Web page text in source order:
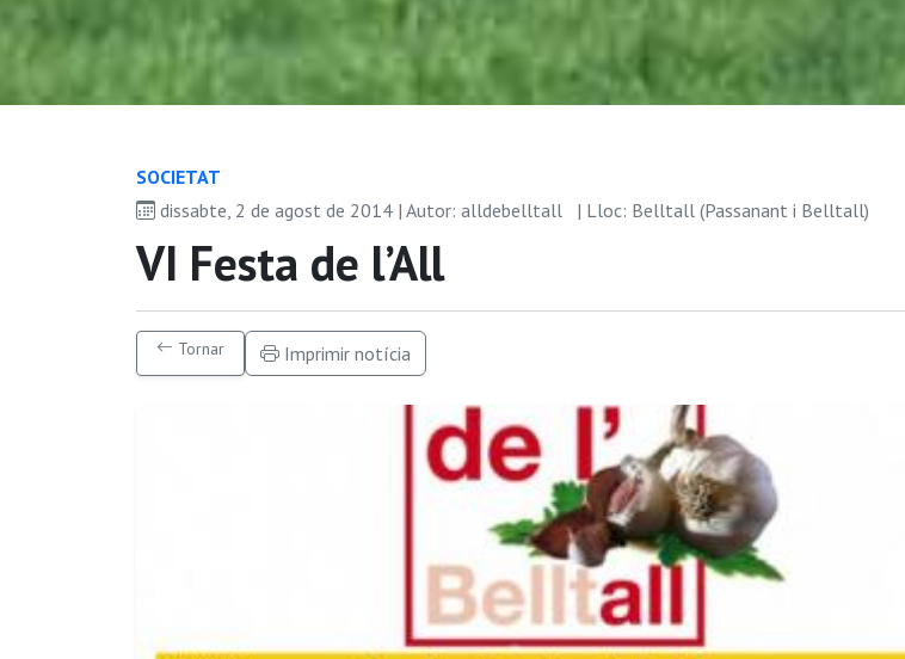
SOCIETAT
dissabte, 2 de agost de 2014 | Autor: alldebelltall
| Lloc: Belltall (Passanant i Belltall)
VI Festa de l’All
Tornar Imprimir notícia